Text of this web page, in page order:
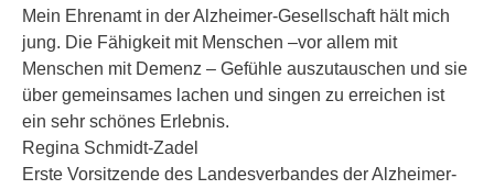
Mein Ehrenamt in der Alzheimer-Gesellschaft hält mich
jung. Die Fähigkeit mit Menschen –vor allem mit
Menschen mit Demenz – Gefühle auszutauschen und sie
über gemeinsames lachen und singen zu erreichen ist
ein sehr schönes Erlebnis.
Regina Schmidt-Zadel
Erste Vorsitzende des Landesverbandes der Alzheimer-